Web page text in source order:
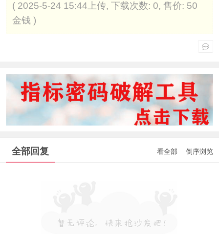
( 2025-5-24 15:44上传, 下载次数: 0, 售价: 50
金钱 )
全部回复 看全部 倒序浏览